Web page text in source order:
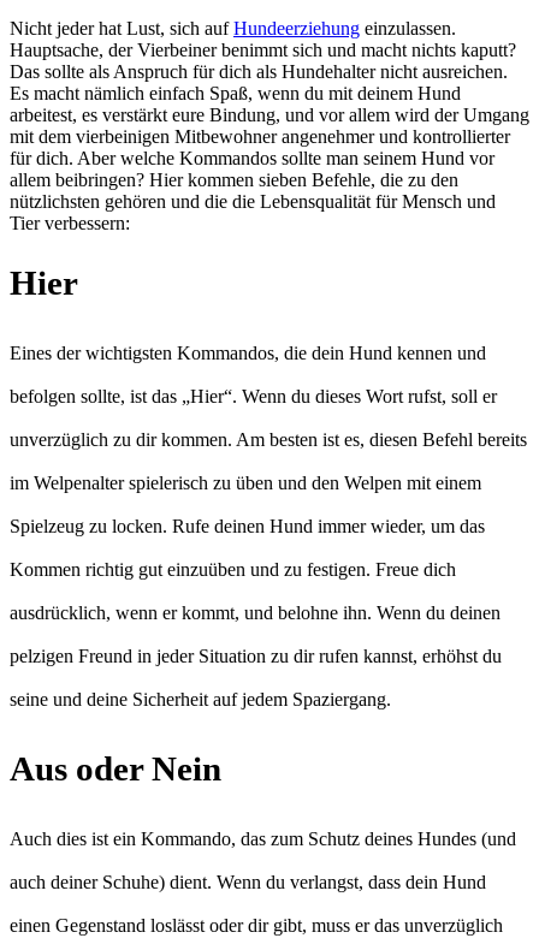
Nicht jeder hat Lust, sich aufHundeerziehung einzulassen.
Hauptsache, der Vierbeiner benimmt sich und macht nichts kaputt?
Das sollte als Anspruch für dich als Hundehalter nicht ausreichen.
Es macht nämlich einfach Spaß, wenn du mit deinem Hund
arbeitest, es verstärkt eure Bindung, und vor allem wird der Umgang
mit dem vierbeinigen Mitbewohner angenehmer und kontrollierter
für dich. Aber welche Kommandos sollte man seinem Hund vor
allem beibringen? Hier kommen sieben Befehle, die zu den
nützlichsten gehören und die die Lebensqualität für Mensch und
Tier verbessern:
Hier
Eines der wichtigsten Kommandos, die dein Hund kennen und
befolgen sollte, ist das „Hier“. Wenn du dieses Wort rufst, soll er
unverzüglich zu dir kommen. Am besten ist es, diesen Befehl bereits
im Welpenalter spielerisch zu üben und den Welpen mit einem
Spielzeug zu locken. Rufe deinen Hund immer wieder, um das
Kommen richtig gut einzuüben und zu festigen. Freue dich
ausdrücklich, wenn er kommt, und belohne ihn. Wenn du deinen
pelzigen Freund in jeder Situation zu dir rufen kannst, erhöhst du
seine und deine Sicherheit auf jedem Spaziergang.
Aus oder Nein
Auch dies ist ein Kommando, das zum Schutz deines Hundes (und
auch deiner Schuhe) dient. Wenn du verlangst, dass dein Hund
einen Gegenstand loslässt oder dir gibt, muss er das unverzüglich